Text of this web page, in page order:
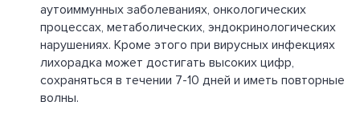
аутоиммунных заболеваниях, онкологических
процессах, метаболических, эндокринологических
нарушениях. Кроме этого при вирусных инфекциях
лихорадка может достигать высоких цифр,
сохраняться в течении 7-10 дней и иметь повторные
волны.